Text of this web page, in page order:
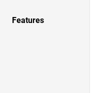
Features